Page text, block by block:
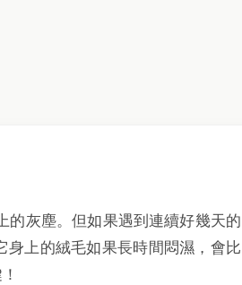
的灰塵。但如果遇到連續好幾天的
身上的絨毛如果長時間悶濕，會比